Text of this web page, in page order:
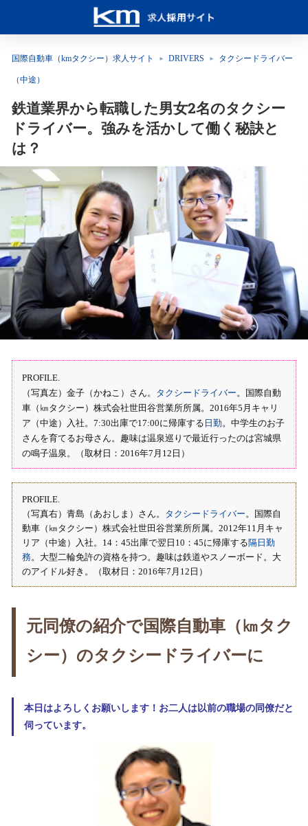
国際自動車（kmタクシー）求人サイト DRIVERS タクシードライバー
（中途）
鉄道業界から転職した男女2名のタクシー
ドライバー。強みを活かして働く秘訣と
は？
PROFILE.
（写真左）金子（かねこ）さん。 タクシードライバー。国際自動
車（㎞タクシー）株式会社世田谷営業所所属。2016年5月キャリ
ア（中途）入社。7:30出庫で17:00に帰庫する 日勤。中学生のお子
さんを育てるお母さん。趣味は温泉巡りで最近行ったのは宮城県
の鳴子温泉。（取材日：2016年7月12日）
PROFILE.
（写真右）青島（あおしま）さん。 タクシードライバー。国際自
動車（㎞タクシー）株式会社世田谷営業所所属。2012年11月キャ
リア（中途）入社。14：45出庫で翌日10：45に帰庫する 隔日勤
務。大型二輪免許の資格を持つ。趣味は鉄道やスノーボード。大
のアイドル好き。（取材日：2016年7月12日）
元同僚の紹介で国際自動車（㎞タク
シー）のタクシードライバーに
本日はよろしくお願いします！お二人は以前の職場の同僚だと
伺っています。